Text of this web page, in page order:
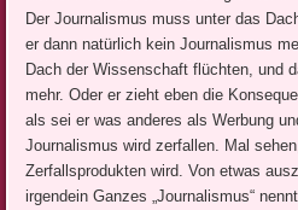
Der Journalismus muss unter das
er dann natürlich kein Journalismus
Dach der Wissenschaft flüchten, und
mehr. Oder er zieht eben die
als sei er was anderes als Werbung
Journalismus wird zerfallen. Mal
Zerfallsprodukten wird. Von etwas
irgendein Ganzes „Journalismus“